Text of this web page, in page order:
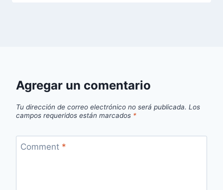
Agregar un comentario
Tu dirección de correo electrónico no será publicada. Los
campos requeridos están marcados *
Comment *